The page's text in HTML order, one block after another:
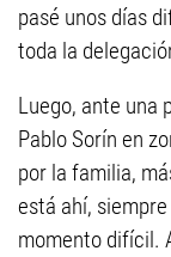
pasé unos días
toda la
Luego, ante una
Pablo Sorín en
por la familia,
está ahí,
momento difícil.